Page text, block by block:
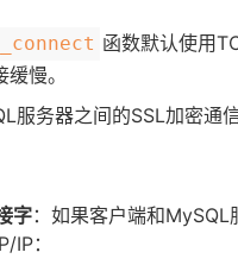
函数默认使用
慢。
服务器之间的SSL加密通
字：如果客户端和
IP：